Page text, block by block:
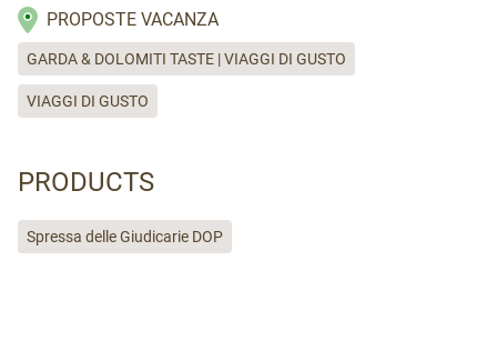
PROPOSTE VACANZA
GARDA & DOLOMITI TASTE | VIAGGI DI GUSTO
VIAGGI DI GUSTO
PRODUCTS
Spressa delle Giudicarie DOP